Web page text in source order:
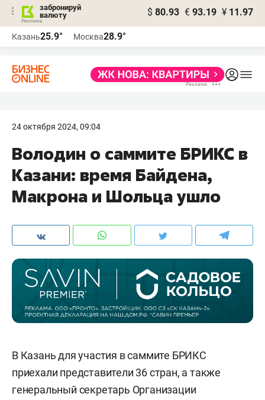
забронируй
валюту
$ 80.93 € 93.19 ¥ 11.97
Казань25.9° Москва28.9°
24 октября 2024, 09:04
Володин о саммите БРИКС в
Казани: время Байдена,
Макрона и Шольца ушло
В Казань для участия в саммите БРИКС
приехали представители 36 стран, а также
генеральный секретарь Организации